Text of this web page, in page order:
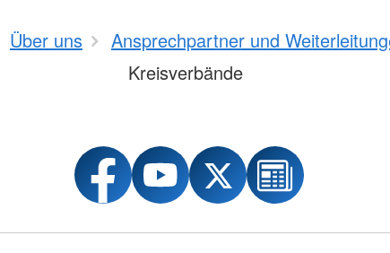
Über uns
Ansprechpartner und
Kreisverbände